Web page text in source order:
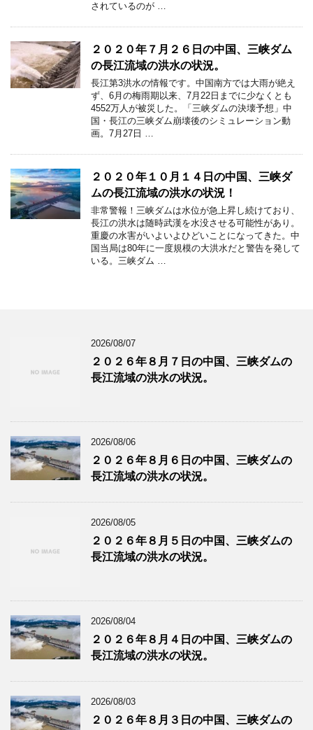
されているのが …
２０２０年７月２６日の中国、三峡ダム
の長江流域の洪水の状況。
長江第3洪水の情報です。中国南方では大雨が絶え
ず、6月の梅雨期以来、7月22日までに少なくとも
4552万人が被災した。「三峡ダムの決壊予想」中
国・長江の三峡ダム崩壊後のシミュレーション動
画。7月27日 …
２０２０年１０月１４日の中国、三峡ダ
ムの長江流域の洪水の状況！
非常警報！三峡ダムは水位が急上昇し続けており、
長江の洪水は随時武漢を水没させる可能性があり。
重慶の水害がいよいよひどいことになってきた。中
国当局は80年に一度規模の大洪水だと警告を発して
いる。三峡ダム …
2026/08/07
２０２６年８月７日の中国、三峡ダムの
長江流域の洪水の状況。
2026/08/06
２０２６年８月６日の中国、三峡ダムの
長江流域の洪水の状況。
2026/08/05
２０２６年８月５日の中国、三峡ダムの
長江流域の洪水の状況。
2026/08/04
２０２６年８月４日の中国、三峡ダムの
長江流域の洪水の状況。
2026/08/03
２０２６年８月３日の中国、三峡ダムの